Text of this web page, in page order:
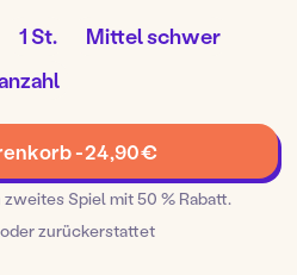
Spieldauer:
1 St. Spielstufe:
Mittel schwer
an
der
Villa
-24,90€
Spiel mit 50 % Rabatt.
zurückerstattet